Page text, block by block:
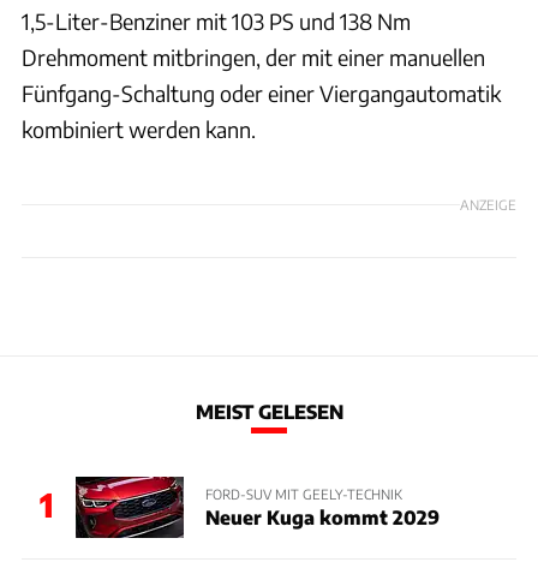
1,5-Liter-Benziner mit 103 PS und 138 Nm
Drehmoment mitbringen, der mit einer manuellen
Fünfgang-Schaltung oder einer Viergangautomatik
kombiniert werden kann.
ANZEIGE
MEIST GELESEN
1 FORD-SUV MIT GEELY-TECHNIK
Neuer Kuga kommt 2029